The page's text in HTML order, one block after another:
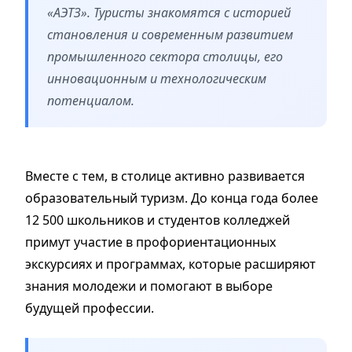
«АЭТЗ». Туристы знакомятся с историей
становления и современным развитием
промышленного сектора столицы, его
инновационным и технологическим
потенциалом.
Вместе с тем, в столице активно развивается
образовательный туризм. До конца года более
12 500 школьников и студентов колледжей
примут участие в профориентационных
экскурсиях и программах, которые расширяют
знания молодежи и помогают в выборе
будущей профессии.